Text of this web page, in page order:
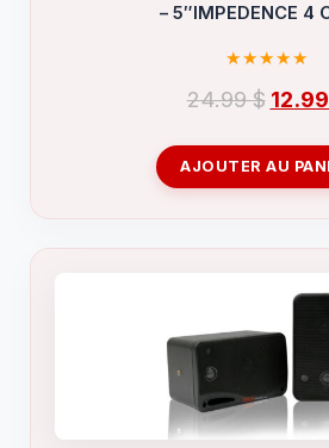
– 5″IMPEDENCE 4
24.99$ Le
initial
12.99
AJOUTER AU